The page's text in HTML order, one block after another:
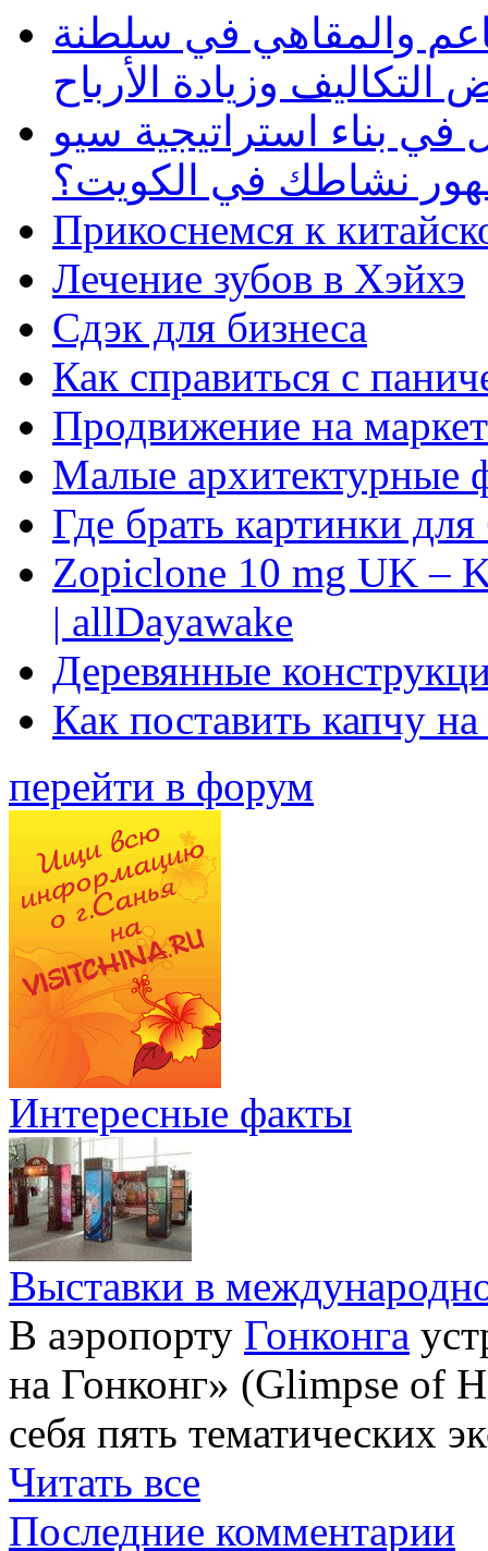
والمقاهي في سلطنة
وزيادة الأرباح
بناء استراتيجية سيو
نشاطك في الكويت؟
Прикоснемся к
Лечение зубов в Хэйхэ
Сдэк для бизнеса
Как справиться с
Продвижение на
Малые архитектурные
Где брать картинки
Zopiclone 10 mg UK –
| allDayawake
Деревянные
Как поставить капчу
перейти в форум
Интересные факты
Выставки в
В аэропорту Гонконга
на Гонконг» (Glimpse of
себя пять тематических
Читать все
Последние комментарии